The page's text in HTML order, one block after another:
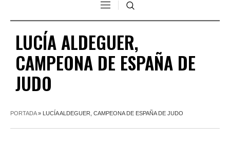
LUCÍA ALDEGUER,
CAMPEONA DE ESPAÑA DE
JUDO
PORTADA» LUCÍA ALDEGUER, CAMPEONA DE ESPAÑA DE JUDO